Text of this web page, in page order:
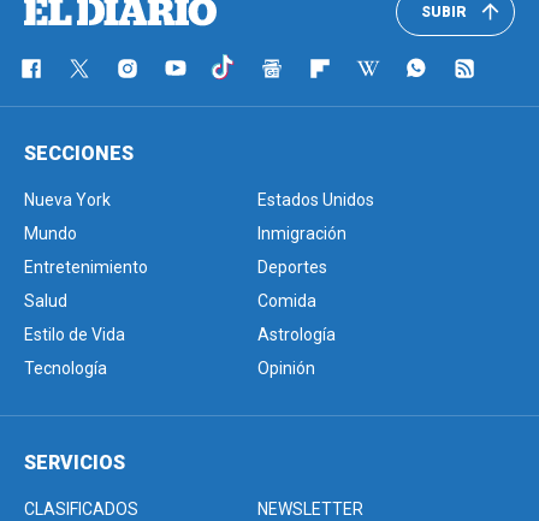
SUBIR
SECCIONES
Nueva York
Estados Unidos
Mundo
Inmigración
Entretenimiento
Deportes
Salud
Comida
Estilo de Vida
Astrología
Tecnología
Opinión
SERVICIOS
CLASIFICADOS NEWSLETTER